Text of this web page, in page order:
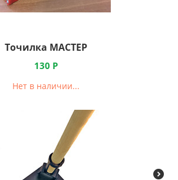
Точилка МАСТЕР
130 Р
Нет в наличии...